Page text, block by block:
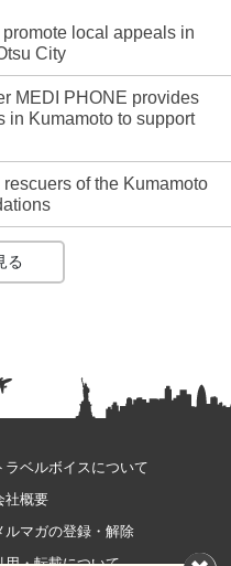
local appeals in
City
MEDI PHONE provides
in Kumamoto to support
of the Kumamoto
る
ラベルボイスについて
社概要
ルマガの登録・解除